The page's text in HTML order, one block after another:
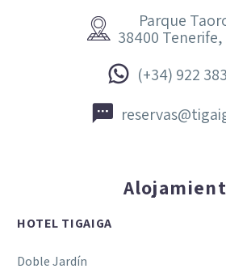


Parque
38400 Tenerife,

 (+34) 922


HOTEL TIGAIGA
Doble Jardín